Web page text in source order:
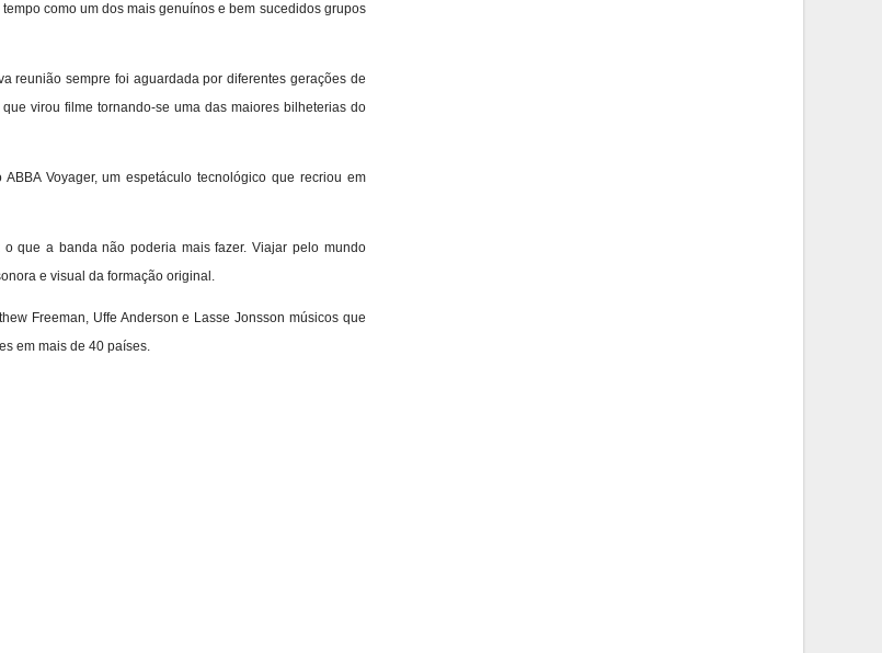
como um dos mais genuínos e bem sucedidos grupos
reunião sempre foi aguardada por diferentes gerações de
virou filme tornando-se uma das maiores bilheterias do
Voyager, um espetáculo tecnológico que recriou em
que a banda não poderia mais fazer. Viajar pelo mundo
e visual da formação original.
Freeman, Uffe Anderson e Lasse Jonsson músicos que
em mais de 40 países.